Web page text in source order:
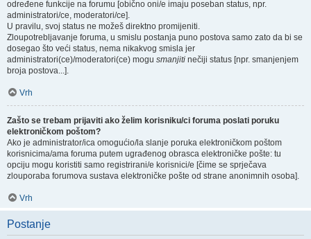
određene funkcije na forumu [obično oni/e imaju poseban status, npr.
administratori/ce, moderatori/ce].
U pravilu, svoj status ne možeš direktno promijeniti.
Zloupotrebljavanje foruma, u smislu postanja puno postova samo zato da bi se
dosegao što veći status, nema nikakvog smisla jer
administratori(ce)/moderatori(ce) mogu smanjiti nečiji status [npr. smanjenjem
broja postova...].
Vrh
Zašto se trebam prijaviti ako želim korisniku/ci foruma poslati poruku
elektroničkom poštom?
Ako je administrator/ica omogućio/la slanje poruka elektroničkom poštom
korisnicima/ama foruma putem ugrađenog obrasca elektroničke pošte: tu
opciju mogu koristiti samo registrirani/e korisnici/e [čime se sprječava
zlouporaba forumova sustava elektroničke pošte od strane anonimnih osoba].
Vrh
Postanje